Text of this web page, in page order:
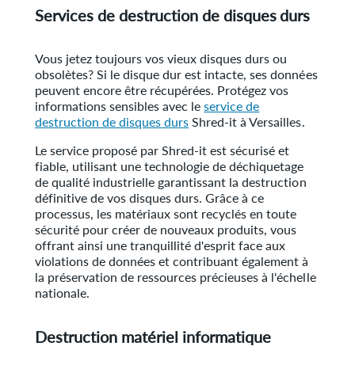
Services de destruction de disques durs
Vous jetez toujours vos vieux disques durs ou
obsolètes? Si le disque dur est intacte, ses données
peuvent encore être récupérées. Protégez vos
informations sensibles avec leservice de
destruction de disques dursShred-it à Versailles.
Le service proposé par Shred-it est sécurisé et
fiable, utilisant une technologie de déchiquetage
de qualité industrielle garantissant la destruction
définitive de vos disques durs. Grâce à ce
processus, les matériaux sont recyclés en toute
sécurité pour créer de nouveaux produits, vous
offrant ainsi une tranquillité d'esprit face aux
violations de données et contribuant également à
la préservation de ressources précieuses à l'échelle
nationale.
Destruction matériel informatique